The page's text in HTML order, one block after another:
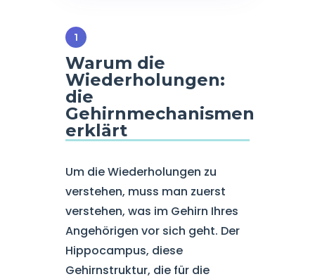
Warum die
Wiederholungen:
die
Gehirnmechanismen
erklärt
Um die Wiederholungen zu
verstehen, muss man zuerst
verstehen, was im Gehirn Ihres
Angehörigen vor sich geht. Der
Hippocampus, diese
Gehirnstruktur, die für die